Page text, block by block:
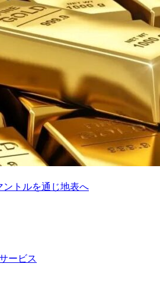
ントルを通じ地表へ
ービス